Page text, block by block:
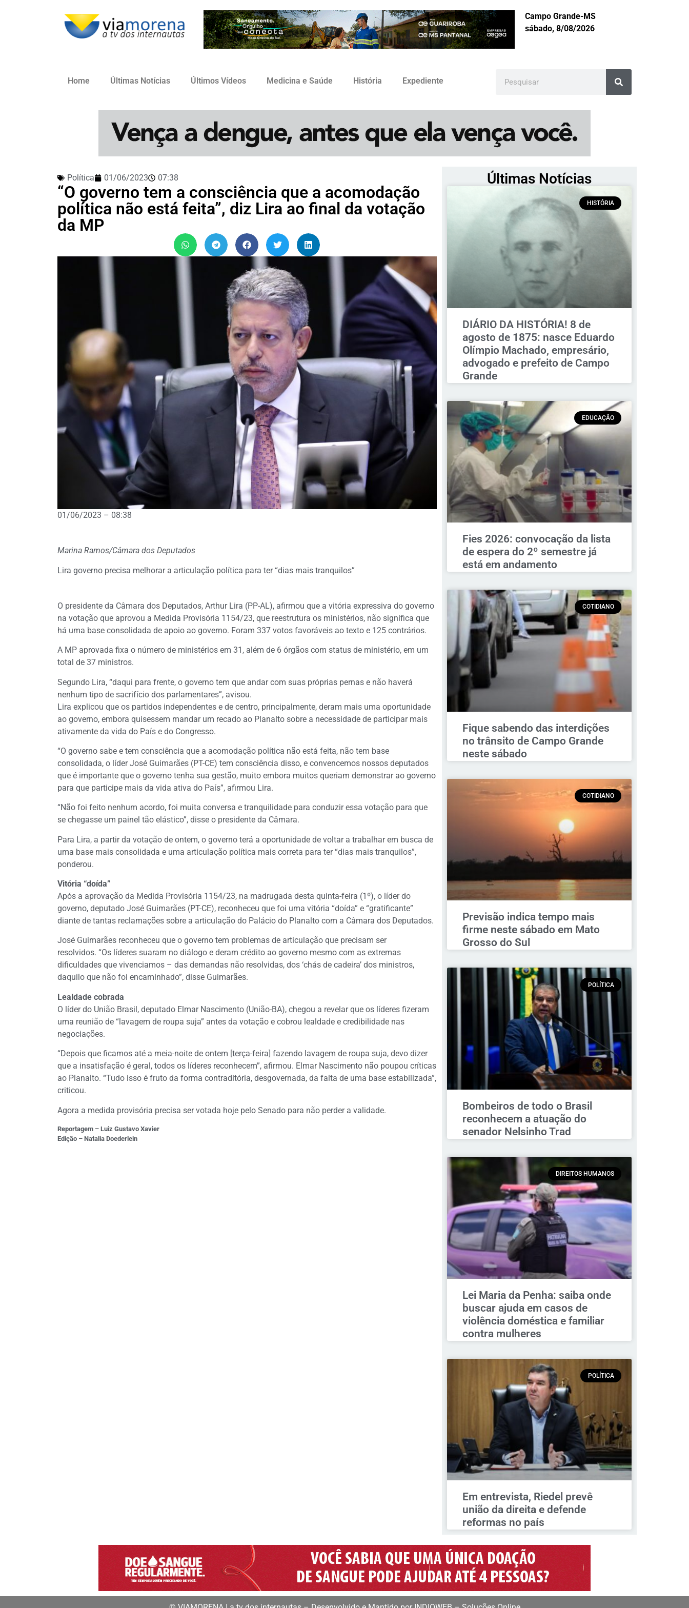
Campo Grande-MS
sábado, 8/08/2026
Home Últimas Notícias Últimos Vídeos Medicina e Saúde História Expediente
Política 01/06/2023 07:38
“O governo tem a consciência que a acomodação
política não está feita”, diz Lira ao final da votação
da MP
01/06/2023 – 08:38
Marina Ramos/Câmara dos Deputados
Lira governo precisa melhorar a articulação política para ter “dias mais tranquilos”
O presidente da Câmara dos Deputados, Arthur Lira (PP-AL), afirmou que a vitória expressiva do governo
na votação que aprovou a Medida Provisória 1154/23, que reestrutura os ministérios, não significa que
há uma base consolidada de apoio ao governo. Foram 337 votos favoráveis ao texto e 125 contrários.
A MP aprovada fixa o número de ministérios em 31, além de 6 órgãos com status de ministério, em um
total de 37 ministros.
Segundo Lira, “daqui para frente, o governo tem que andar com suas próprias pernas e não haverá
nenhum tipo de sacrifício dos parlamentares”, avisou.
Lira explicou que os partidos independentes e de centro, principalmente, deram mais uma oportunidade
ao governo, embora quisessem mandar um recado ao Planalto sobre a necessidade de participar mais
ativamente da vida do País e do Congresso.
“O governo sabe e tem consciência que a acomodação política não está feita, não tem base
consolidada, o líder José Guimarães (PT-CE) tem consciência disso, e convencemos nossos deputados
que é importante que o governo tenha sua gestão, muito embora muitos queriam demonstrar ao governo
para que participe mais da vida ativa do País”, afirmou Lira.
“Não foi feito nenhum acordo, foi muita conversa e tranquilidade para conduzir essa votação para que
se chegasse um painel tão elástico”, disse o presidente da Câmara.
Para Lira, a partir da votação de ontem, o governo terá a oportunidade de voltar a trabalhar em busca de
uma base mais consolidada e uma articulação política mais correta para ter “dias mais tranquilos”,
ponderou.
Vitória “doída”
Após a aprovação da Medida Provisória 1154/23, na madrugada desta quinta-feira (1º), o líder do
governo, deputado José Guimarães (PT-CE), reconheceu que foi uma vitória “doída” e “gratificante”
diante de tantas reclamações sobre a articulação do Palácio do Planalto com a Câmara dos Deputados.
José Guimarães reconheceu que o governo tem problemas de articulação que precisam ser
resolvidos. “Os líderes suaram no diálogo e deram crédito ao governo mesmo com as extremas
dificuldades que vivenciamos – das demandas não resolvidas, dos ‘chás de cadeira’ dos ministros,
daquilo que não foi encaminhado”, disse Guimarães.
Lealdade cobrada
O líder do União Brasil, deputado Elmar Nascimento (União-BA), chegou a revelar que os líderes fizeram
uma reunião de “lavagem de roupa suja” antes da votação e cobrou lealdade e credibilidade nas
negociações.
“Depois que ficamos até a meia-noite de ontem [terça-feira] fazendo lavagem de roupa suja, devo dizer
que a insatisfação é geral, todos os líderes reconhecem”, afirmou. Elmar Nascimento não poupou críticas
ao Planalto. “Tudo isso é fruto da forma contraditória, desgovernada, da falta de uma base estabilizada”,
criticou.
Agora a medida provisória precisa ser votada hoje pelo Senado para não perder a validade.
Reportagem – Luiz Gustavo Xavier
Edição – Natalia Doederlein
Últimas Notícias
HISTÓRIA
DIÁRIO DA HISTÓRIA! 8 de
agosto de 1875: nasce Eduardo
Olímpio Machado, empresário,
advogado e prefeito de Campo
Grande
EDUCAÇÃO
Fies 2026: convocação da lista
de espera do 2º semestre já
está em andamento
COTIDIANO
Fique sabendo das interdições
no trânsito de Campo Grande
neste sábado
COTIDIANO
Previsão indica tempo mais
firme neste sábado em Mato
Grosso do Sul
POLÍTICA
Bombeiros de todo o Brasil
reconhecem a atuação do
senador Nelsinho Trad
DIREITOS HUMANOS
Lei Maria da Penha: saiba onde
buscar ajuda em casos de
violência doméstica e familiar
contra mulheres
POLÍTICA
Em entrevista, Riedel prevê
união da direita e defende
reformas no país